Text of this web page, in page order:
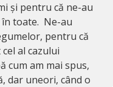
și pentru că ne-au
toate. Ne-au
pentru că
al cazului
cum am mai spus,
dar uneori, când o